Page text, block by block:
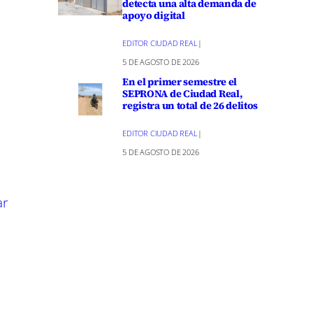
al
a los
detecta una alta demanda de
apoyo digital
EDITOR CIUDAD REAL |
5 DE AGOSTO DE 2026
En el primer semestre el
SEPRONA de Ciudad Real,
registra un total de 26 delitos
EDITOR CIUDAD REAL |
5 DE AGOSTO DE 2026